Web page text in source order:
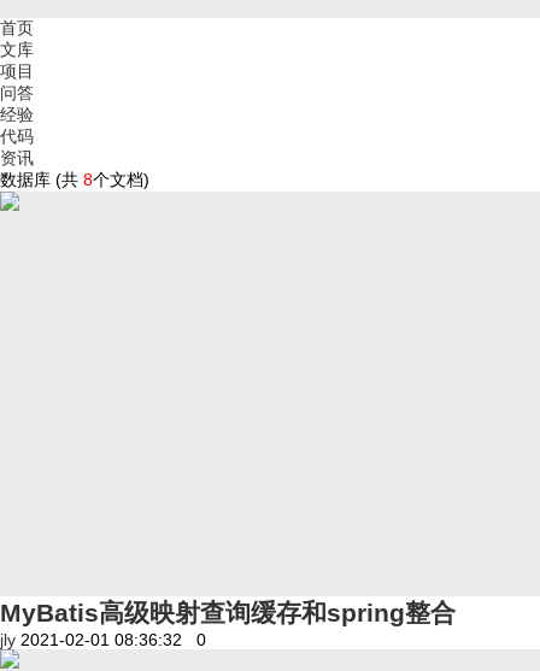
首页
文库
项目
问答
经验
代码
资讯
数据库 (共 8个文档)
MyBatis高级映射查询缓存和spring整合
jly 2021-02-01 08:36:32 0